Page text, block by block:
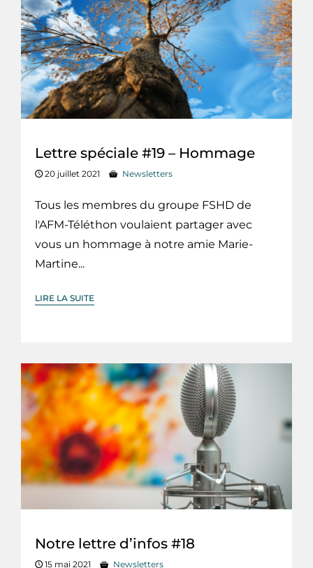
Lettre spéciale #19 – Hommage
20 juillet 2021 Newsletters
Tous les membres du groupe FSHD de
l'AFM-Téléthon voulaient partager avec
vous un hommage à notre amie Marie-
Martine...
LIRE LA SUITE
Notre lettre d’infos #18
15 mai 2021 Newsletters